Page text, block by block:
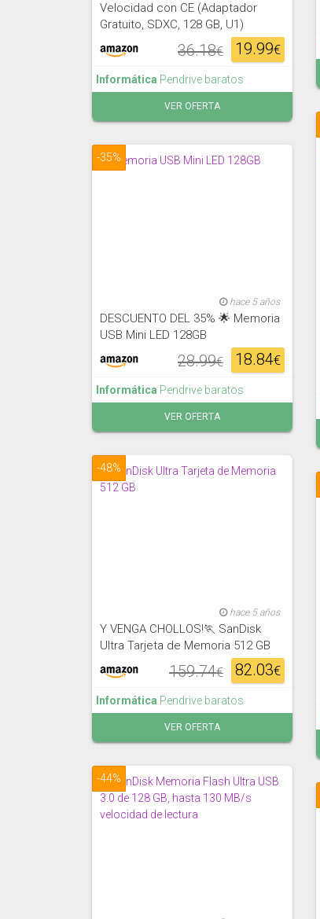
Velocidad con CE (Adaptador
Gratuito, SDXC, 128 GB, U1)
19.99€
36.18€
Informática Pendrive baratos
VER OFERTA
-35%
hace 5 años
DESCUENTO DEL 35% 🌟 Memoria
USB Mini LED 128GB
18.84€
28.99€
Informática Pendrive baratos
VER OFERTA
-48%
hace 5 años
Y VENGA CHOLLOS!🏃 SanDisk
Ultra Tarjeta de Memoria 512 GB
82.03€
159.74€
Informática Pendrive baratos
VER OFERTA
-44%